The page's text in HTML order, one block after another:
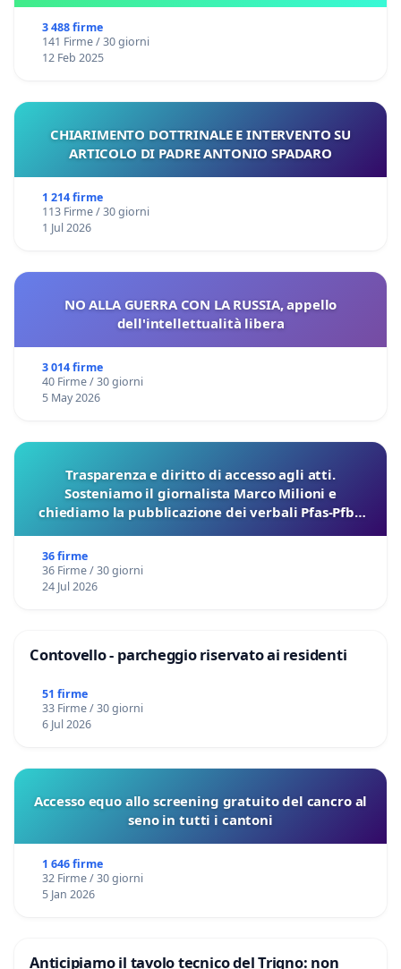
3 488 firme
141 Firme / 30 giorni
12 Feb 2025
CHIARIMENTO DOTTRINALE E INTERVENTO SU
ARTICOLO DI PADRE ANTONIO SPADARO
1 214 firme
113 Firme / 30 giorni
1 Jul 2026
NO ALLA GUERRA CON LA RUSSIA, appello
dell'intellettualità libera
3 014 firme
40 Firme / 30 giorni
5 May 2026
Trasparenza e diritto di accesso agli atti.
Sosteniamo il giornalista Marco Milioni e
chiediamo la pubblicazione dei verbali Pfas-Pfba
36 firme
36 Firme / 30 giorni
24 Jul 2026
Contovello - parcheggio riservato ai residenti
51 firme
33 Firme / 30 giorni
6 Jul 2026
Accesso equo allo screening gratuito del cancro al
seno in tutti i cantoni
1 646 firme
32 Firme / 30 giorni
5 Jan 2026
Anticipiamo il tavolo tecnico del Trigno: non